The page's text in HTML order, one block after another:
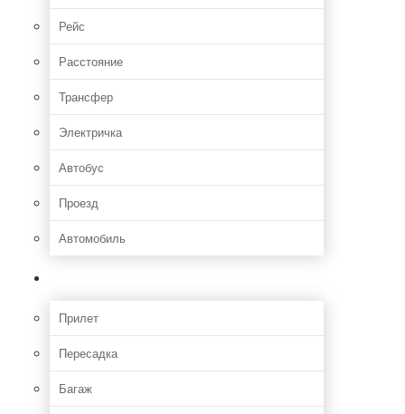
Рейс
Расстояние
Трансфер
Электричка
Автобус
Проезд
Автомобиль
Прилет
Пересадка
Багаж